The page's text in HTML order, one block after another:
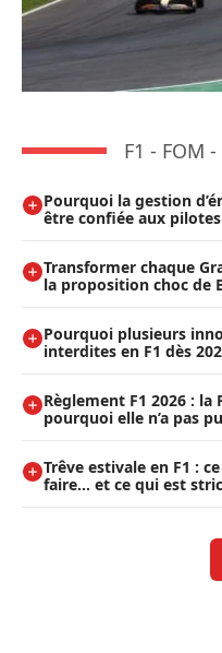
F1 - FOM
Pourquoi la gestion
être confiée aux
Transformer chaque
la proposition choc de
Pourquoi plusieurs
interdites en F1 dès
Règlement F1 2026 :
pourquoi elle n’a pas
Trêve estivale en F1 :
faire... et ce qui est